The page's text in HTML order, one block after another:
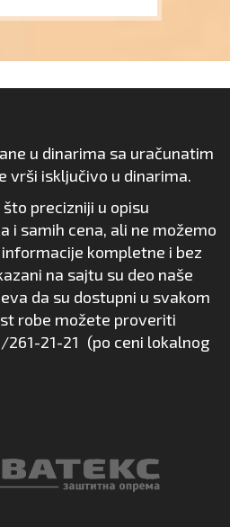
u dinarima sa uračunatim
vrši isključivo u dinarima.
precizniji u opisu
i samih cena, ali ne možemo
kompletne i bez
na sajtu su deo naše
da su dostupni u svakom
robe možete proveriti
261-21-21 (po ceni lokalnog